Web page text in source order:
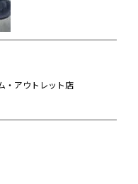
・アウトレット店